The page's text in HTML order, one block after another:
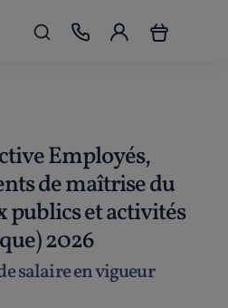
Employés,
de maîtrise du
et activités
2026
salaire en vigueur